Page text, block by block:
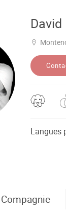
David
Langues